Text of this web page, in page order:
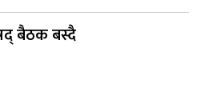
बैठक बस्दै